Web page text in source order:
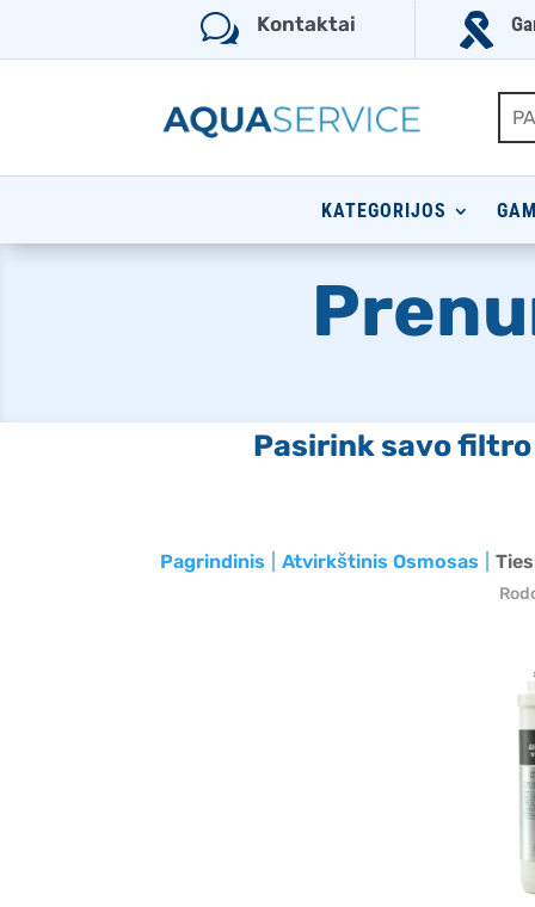
w Kontaktai 
KATEGORIJOS
Pasirink savo filtro
Pagrindinis Atvirkštinis Osmosas